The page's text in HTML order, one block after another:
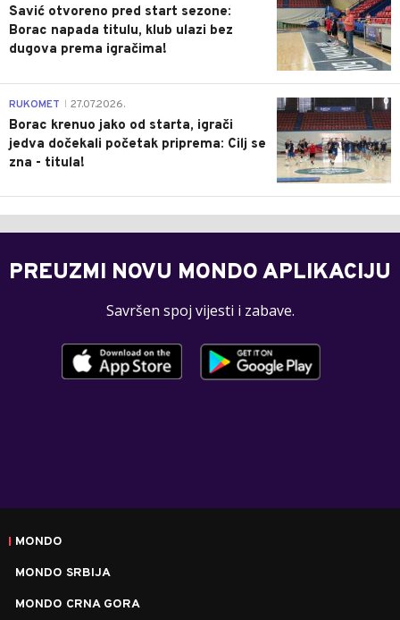
Savić otvoreno pred start sezone:
Borac napada titulu, klub ulazi bez
dugova prema igračima!
0
RUKOMET 27.07.2026.
Borac krenuo jako od starta, igrači
jedva dočekali početak priprema: Cilj se
zna - titula!
PREUZMI NOVU MONDO APLIKACIJU
Savršen spoj vijesti i zabave.
MONDO
MONDO SRBIJA
MONDO CRNA GORA